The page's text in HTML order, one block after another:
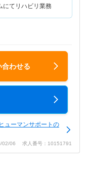
にてリハビリ業務
合わせる
ューマンサポートの
02/06 求人番号：10151791